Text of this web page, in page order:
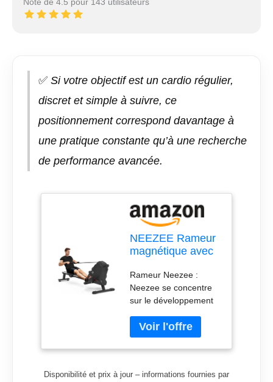
✅ Si votre objectif est un cardio régulier,
discret et simple à suivre, ce
positionnement correspond davantage à
une pratique constante qu’à une recherche
de performance avancée.
NEEZEE Rameur
magnétique avec
résistance,
rameur compact
avec écran LCD,
silencieux,
rangement
vertical, peu
encombrant
Rameur Neezee :
Neezee se concentre
sur le développement
grands équipements
de fitness, a été
soumis à des contrôles
été développé en
Disponibilité et prix à jour – informations fournies par